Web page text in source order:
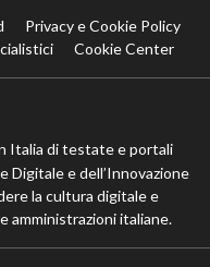
Privacy e Cookie Policy
Cookie Center
Italia di testate e portali
Digitale e dell’Innovazione
la cultura digitale e
amministrazioni italiane.